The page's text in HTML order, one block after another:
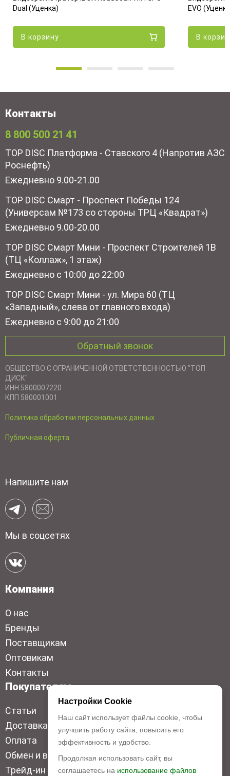
Dual (Уценка)
В корзину
EVO
В
Контакты
8 800 500 21 41
TOP DISC Платформа - Ставского 4 (Напротив АЗС
Роснефть)
Ежедневно 9.00-21.00
TOP DISC Смарт - Проспект Победы 124
(Универсам №173 со стороны ТРЦ «Квадрат»)
Ежедневно 9.00-20.00
TOP DISC Смарт Мини - Проспект Строителей 1В
(ТЦ «Коллаж», 1 этаж)
Ежедневно с 10:00 до 22:00
TOP DISC Смарт Мини - ул. Мира 60 (ТЦ
«Западный», слева от главного входа)
Ежедневно с 9:00 до 21:00
Обратный звонок
ОБЩЕСТВО С ОГРАНИЧЕННОЙ ОТВЕТСТВЕННОСТЬЮ "ТОП
ДИСК"
ИНН 5800007220
КПП 580001001
Политика обработки персональных данных
Публичная оферта
Напишите нам
Мы в соцсетях
Компания
О нас
Бренды
Поставщикам
Оптовикам
Контакты
Покупателям
Статьи
Доставка
Оплата
Обмен и возврат
Трейд-ин
Настройки Cookie
Наш сайт использует файлы cookie, чтобы
улучшить работу сайта, повысить его
эффективность и удобство.
Продолжая использовать сайт, вы
соглашаетесь на использование файлов